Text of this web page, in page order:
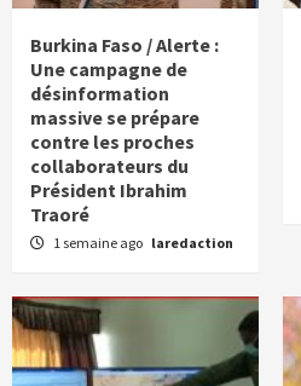
Burkina Faso / Alerte :
Une campagne de
désinformation
massive se prépare
contre les proches
collaborateurs du
Président Ibrahim
Traoré
1 semaine ago laredaction